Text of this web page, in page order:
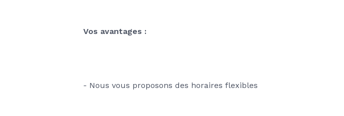
Vos avantages :
- Nous vous proposons des horaires flexibles